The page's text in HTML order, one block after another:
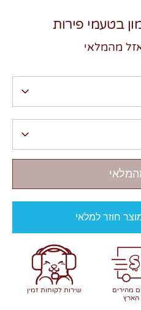
בטעמי פירות
מהמלאי
חוזר למלאי
מהירים
הארץ
שירות לקוחות זמין